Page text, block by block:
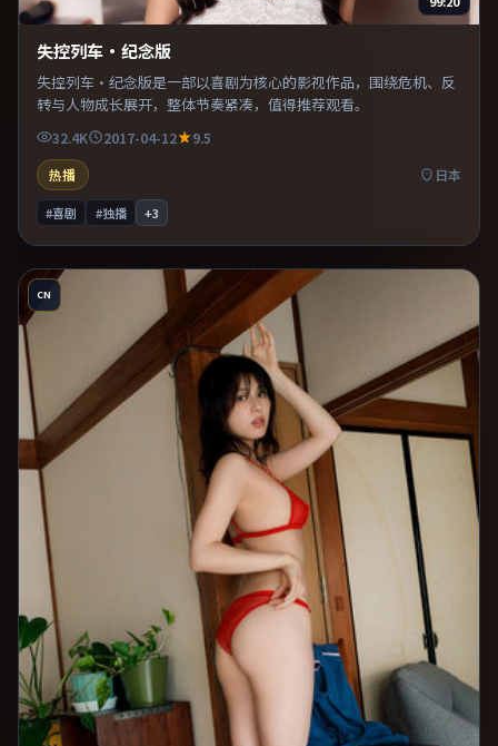
失控列车·纪念版
失控列车·纪念版是一部以喜剧为核心的影视作品，围绕危机、反
转与人物成长展开，整体节奏紧凑，值得推荐观看。
32.4K 2017-04-12
9.5
热播
日本
#喜剧 #独播 +3
CN